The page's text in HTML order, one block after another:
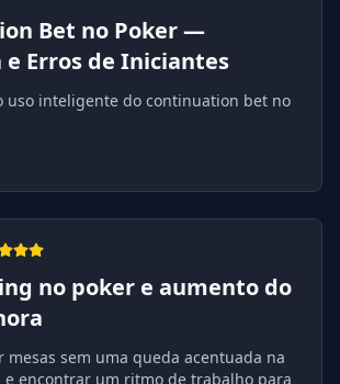
Bet no Poker —
Erros de Iniciantes
uso inteligente do continuation bet no
no poker e aumento do
mesas sem uma queda acentuada na
e encontrar um ritmo de trabalho para